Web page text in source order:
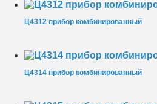
Ц4312 прибор комбинированный
Ц4314 прибор комбинированный